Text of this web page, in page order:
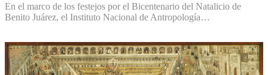
En el marco de los festejos por el Bicentenario del Natalicio de
Benito Juárez, el Instituto Nacional de Antropología…